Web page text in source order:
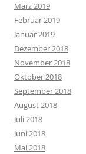
März 2019
Februar 2019
Januar 2019
Dezember 2018
November 2018
Oktober 2018
September 2018
August 2018
Juli 2018
Juni 2018
Mai 2018